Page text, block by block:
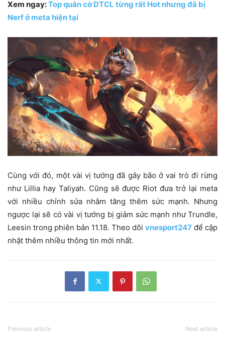
Xem ngay:Top quân cờ DTCL từng rất Hot nhưng đã bị
Nerf ở meta hiện tại
Cùng với đó, một vài vị tướng đã gây bão ở vai trò đi rừng
như Lillia hay Taliyah. Cũng sẽ được Riot đưa trở lại meta
với nhiều chỉnh sửa nhằm tăng thêm sức mạnh. Nhưng
ngược lại sẽ có vài vị tướng bị giảm sức mạnh như Trundle,
Leesin trong phiên bản 11.18. Theo dõi vnesport247 để cập
nhật thêm nhiều thông tin mới nhất.
Previous article Next article